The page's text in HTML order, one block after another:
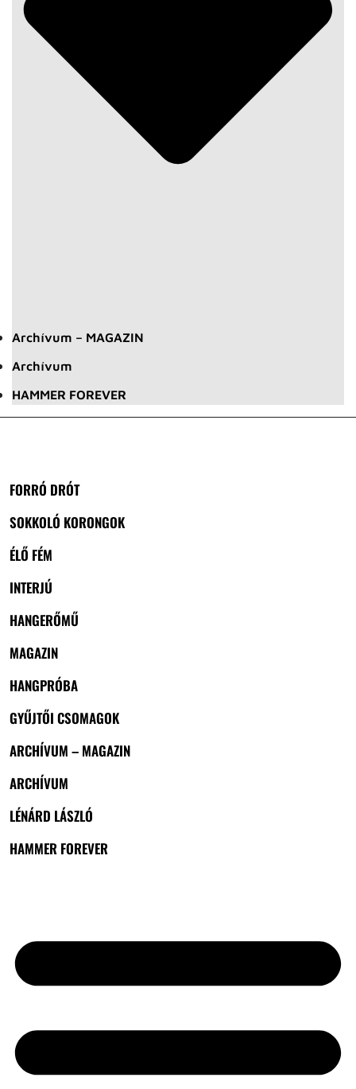
Archívum – MAGAZIN
Archívum
HAMMER FOREVER
FORRÓ DRÓT
SOKKOLÓ KORONGOK
ÉLŐ FÉM
INTERJÚ
HANGERŐMŰ
MAGAZIN
HANGPRÓBA
GYŰJTŐI CSOMAGOK
ARCHÍVUM – MAGAZIN
ARCHÍVUM
LÉNÁRD LÁSZLÓ
HAMMER FOREVER